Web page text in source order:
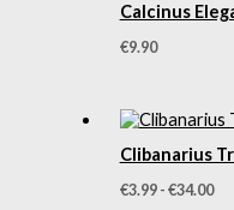
Calcinus
€9.90
Clibanarius
€3.99 -€34.00